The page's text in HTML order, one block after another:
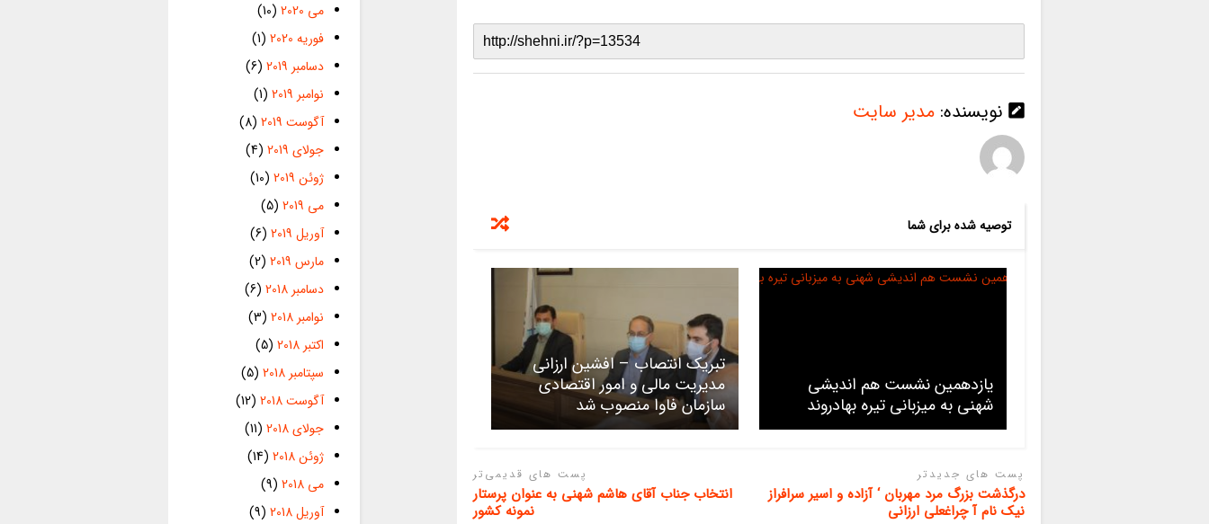
نویسنده: مدیر سایت
توصیه شده برای شما
یازدهمین نشست هم اندیشی
شهنی به میزبانی تیره بهادروند
تبریک انتصاب – افشین ارزانی
مدیریت مالی و امور اقتصادی
سازمان فاوا منصوب شد
پست های جدیدتر
درگذشت بزرگ مرد مهربان ‘ آزاده و اسیر سرافراز
نیک نام آ چراغعلی ارزانی
پست های قدیمی‌تر
انتخاب جناب آقای هاشم شهنی به عنوان پرستار
نمونه کشور
می 2020
(10)
فوریه 2020
(1)
دسامبر 2019
(6)
نوامبر 2019
(1)
آگوست 2019
(8)
جولای 2019
(4)
ژوئن 2019
(10)
می 2019
(5)
آوریل 2019
(6)
مارس 2019
(2)
دسامبر 2018
(6)
نوامبر 2018
(3)
اکتبر 2018
(5)
سپتامبر 2018
(5)
آگوست 2018
(12)
جولای 2018
(11)
ژوئن 2018
(14)
می 2018
(9)
آوریل 2018
(9)